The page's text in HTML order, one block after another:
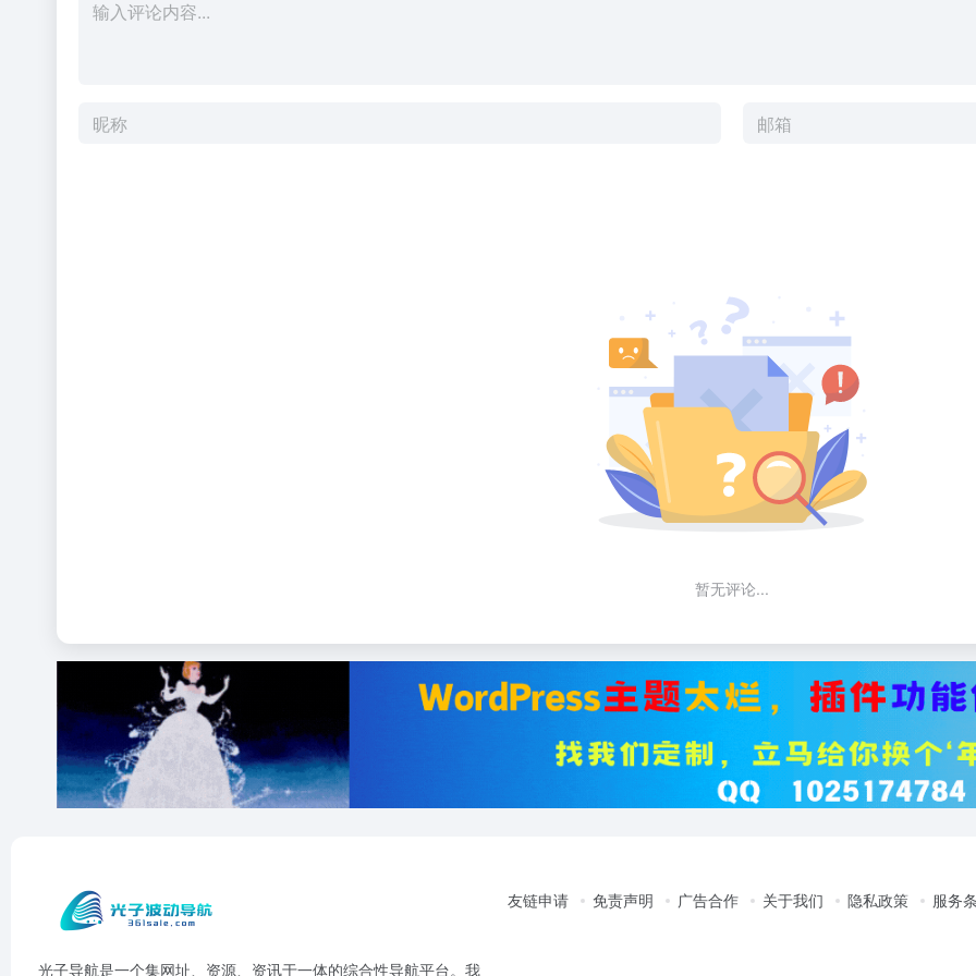
暂无评论...
光子导航是一个集网址、资源、资讯于一体的综合性导航平台。我
友链申请 免责声明 广告合作 关于我们 隐私政策 服务